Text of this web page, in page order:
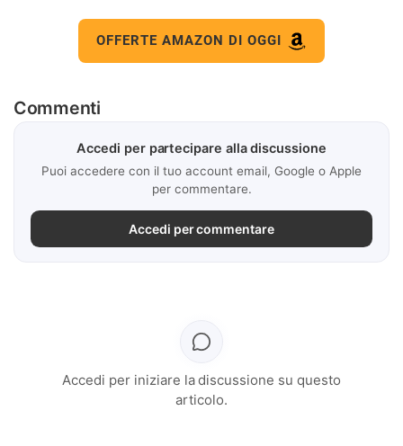
OFFERTE AMAZON DI OGGI
Commenti
Accedi per partecipare alla discussione
Puoi accedere con il tuo account email, Google o Apple
per commentare.
Accedi per commentare
Accedi per iniziare la discussione su questo
articolo.